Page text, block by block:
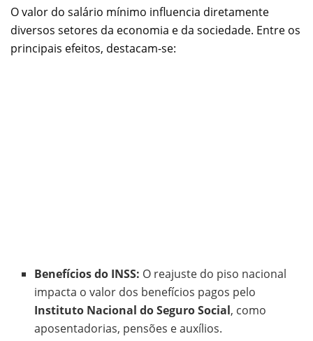
O valor do salário mínimo influencia diretamente
diversos setores da economia e da sociedade. Entre os
principais efeitos, destacam-se:
Benefícios do INSS: O reajuste do piso nacional
impacta o valor dos benefícios pagos pelo
Instituto Nacional do Seguro Social, como
aposentadorias, pensões e auxílios.